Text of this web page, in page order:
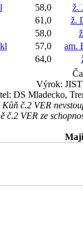
58,0
ž.
61,0
ž.
58,0
57,0
am.
64,0
Výrok:
DS Mladecko,
Kůň č.2 VER
č.2 VER ze